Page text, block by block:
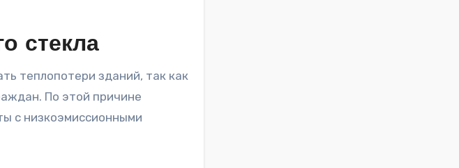
стекла
теплопотери зданий, так как
По этой причине
с низкоэмиссионными